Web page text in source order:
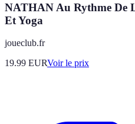
NATHAN Au Rythme De
Et Yoga
joueclub.fr
19.99 EURVoir le prix